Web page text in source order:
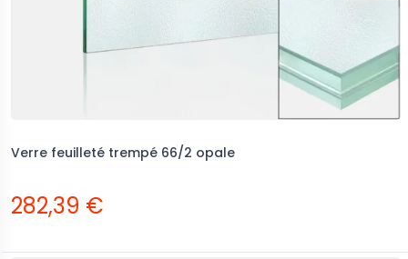
Verre feuilleté trempé 66/2 opale
282,39 €